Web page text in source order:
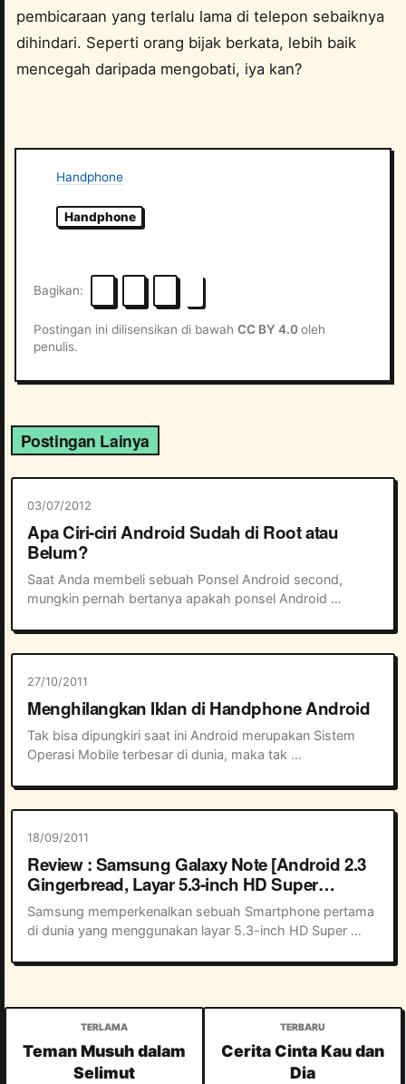
pembicaraan yang terlalu lama di telepon sebaiknya
dihindari. Seperti orang bijak berkata, lebih baik
mencegah daripada mengobati, iya kan?
Handphone
Handphone
Postingan ini dilisensikan di bawahCC BY 4.0oleh
penulis.
Bagikan
Postingan Lainya
03/07/2012
Apa Ciri-ciri Android Sudah di Root atau
Belum?
Saat Anda membeli sebuah Ponsel Android second,
mungkin pernah bertanya apakah ponsel Android
mengetahui atau mengecek sebuah hp Android yang
sudah diro...
27/10/2011
Menghilangkan Iklan di Handphone Android
Tak bisa dipungkiri saat ini Android merupakan Sistem
Operasi Mobile terbesar di dunia, maka tak
Android bermunculan hampir setiap hari. Dan as...
18/09/2011
Review : Samsung Galaxy Note [Android 2.3
Gingerbread, Layar 5.3-inch HD Super
AMOLED]
Samsung memperkenalkan sebuah Smartphone pertama
di dunia yang menggunakan layar 5.3-inch HD Super
sangat besar untuk ukuran sebuah ponsel pinter at...
Teman Musuh dalam
Selimut
Cerita Cinta Kau dan
Dia